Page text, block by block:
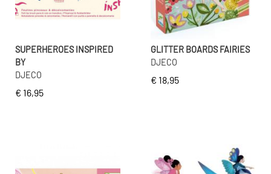
SUPERHEROES INSPIRED
BY
DJECO
€ 16,95
GLITTER BOARDS FAIRIES
DJECO
€ 18,95